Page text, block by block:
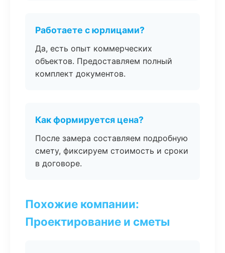
Работаете с юрлицами?
Да, есть опыт коммерческих
объектов. Предоставляем полный
комплект документов.
Как формируется цена?
После замера составляем подробную
смету, фиксируем стоимость и сроки
в договоре.
Похожие компании:
Проектирование и сметы